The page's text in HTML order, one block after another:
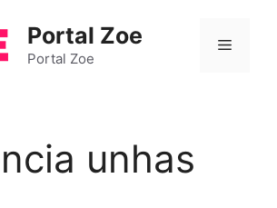
Portal Zoe
Portal Zoe
Menu
unhas